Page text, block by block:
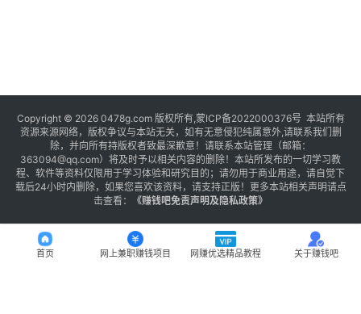
Copyright © 2026 0478g.com 版权所有,蒙ICP备2022000376号 本站所有
资源来源网络，版权争议与本站无关，如有无意侵犯纯属意外,请联系我们删
除，并向所有持版权者致最深歉意！请联系本站管理（邮箱：
363094@qq.com）将及时予以相关内容的删除！本站所发布的一切学习教
程、软件等资料仅限用于学习体验和研究目的；请勿用于商业用途，请自觉下
载后24小时内删除，如果您喜欢该资料，请支持正版！更多本站相关声明请点
击查看：
《赚钱吧免责声明及隐私政策》
首页 网上兼职赚钱项目 网赚优选精品教程 关于赚钱吧